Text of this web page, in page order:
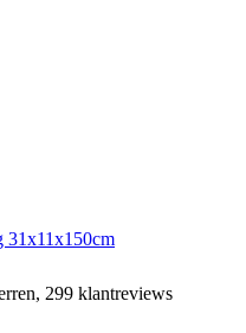
31x11x150cm
299 klantreviews